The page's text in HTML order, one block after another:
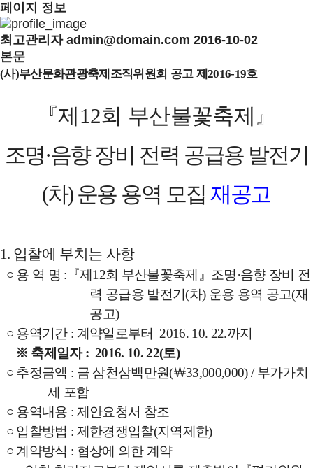
페이지 정보
최고관리자 admin@domain.com 2016-10-02
본문
(사)부산문화관광축제조직위원회 공고 제2016-19호
『제12회 부산불꽃축제 』
조명·음향 장비 전력 공급용 발전기
(차) 운용 용역 모집재공고
1. 입찰에 부치는 사항
○ 용 역 명 : 『제12회 부산불꽃축제 』 조명 ·음향 장비 전
력 공급용 발전기(차) 운용 용역 공고(재
공고)
○ 용역기간 : 계약일로부터 2016. 10. 22.까지
※ 축제일자: 2016. 10. 22(토)
○ 추정금액 : 금 삼천삼백만원(￦33,000,000) /부가가치
세 포함
○ 용역내용 : 제안요청서 참조
○ 입찰방법 : 제한경쟁입찰(지역제한)
○ 계약방식 : 협상에 의한 계약